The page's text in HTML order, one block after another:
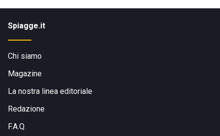
Spiagge.it
Chi siamo
Magazine
La nostra linea editoriale
Redazione
F.A.Q.